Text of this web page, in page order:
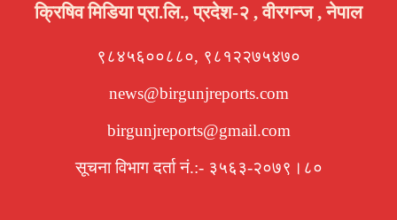
क्रिषिव मिडिया प्रा.लि., प्रदेश-२ , वीरगन्ज , नेपाल
९८४५६००८८०, ९८१२२७५४७०
news@birgunjreports.com
birgunjreports@gmail.com
सूचना विभाग दर्ता नं.:- ३५६३-२०७९।८०